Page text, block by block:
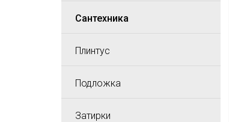
Сантехника
Плинтус
Подложка
Затирки